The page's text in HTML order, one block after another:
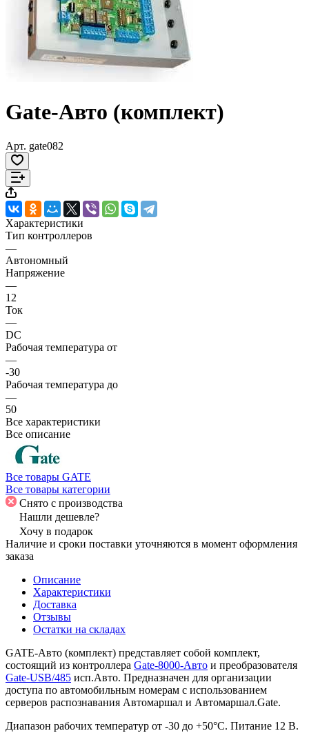
Gate-Авто (комплект)
Арт. gate082
Характеристики
Тип контроллеров
—
Автономный
Напряжение
—
12
Ток
—
DC
Рабочая температура от
—
-30
Рабочая температура до
—
50
Все характеристики
Все описание
Все товары GATE
Все товары категории
Снято с производства
Нашли дешевле?
Хочу в подарок
Наличие и сроки поставки уточняются в момент оформления
заказа
Описание
Характеристики
Доставка
Отзывы
Остатки на складах
GATE-Авто (комплект) представляет собой комплект,
состоящий из контроллера Gate-8000-Авто и преобразователя
Gate-USB/485 исп.Авто. Предназначен для организации
доступа по автомобильным номерам с использованием
серверов распознавания Автомаршал и Автомаршал.Gate.
Диапазон рабочих температур от -30 до +50°С. Питание 12 В.